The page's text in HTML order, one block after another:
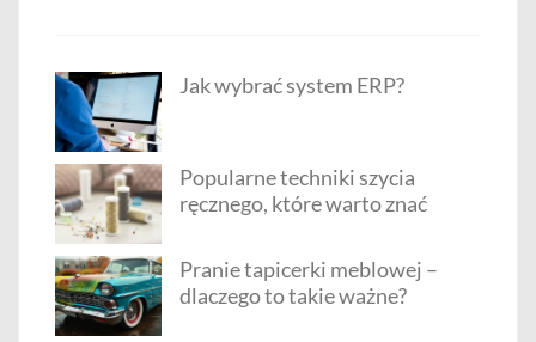
Jak wybrać system ERP?
Popularne techniki szycia
ręcznego, które warto znać
Pranie tapicerki meblowej –
dlaczego to takie ważne?